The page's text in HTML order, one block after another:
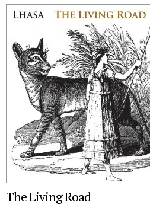
The Living Road